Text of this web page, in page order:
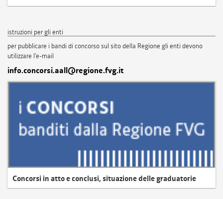
istruzioni per gli enti
per pubblicare i bandi di concorso sul sito della Regione gli enti devono
utilizzare l'e-mail
info.concorsi.aall@regione.fvg.it
Concorsi in atto e conclusi, situazione delle graduatorie